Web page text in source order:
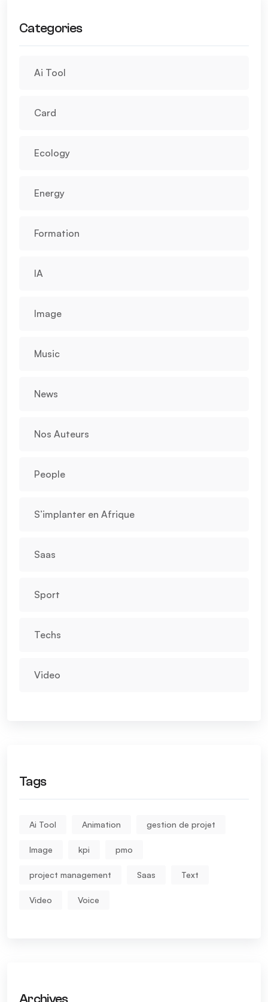
Categories
Ai Tool
Card
Ecology
Energy
Formation
IA
Image
Music
News
Nos Auteurs
People
S’implanter en Afrique
Saas
Sport
Techs
Video
Tags
Ai Tool Animation gestion de projet
Image kpi pmo
project management Saas Text
Video Voice
Archives